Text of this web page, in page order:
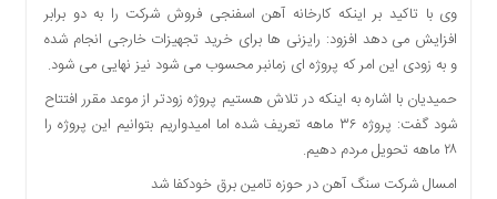
رسید
اخبار
سایت
اجتماعی
اقتصادی
فرهنگ
وی با تاکید بر اینکه کارخانه آهن اسفنجی فروش شرکت را به دو برابر
افزایش می دهد افزود: رایزنی ها برای خرید تجهیزات خارجی انجام شده
و به زودی این امر که پروژه ای زمانبر محسوب می شود نیز نهایی می شود.
حمیدیان با اشاره به اینکه در تلاش هستیم پروژه زودتر از موعد مقرر افتتاح
شود گفت: پروژه ۳۶ ماهه تعریف شده اما امیدواریم بتوانیم این پروژه را
۲۸ ماهه تحویل مردم دهیم.
امسال شرکت سنگ آهن در حوزه تامین برق خودکفا شد